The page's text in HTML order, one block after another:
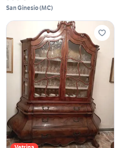
San Ginesio(MC)